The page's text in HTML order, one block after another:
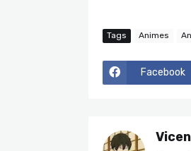
Tags Animes
Facebook